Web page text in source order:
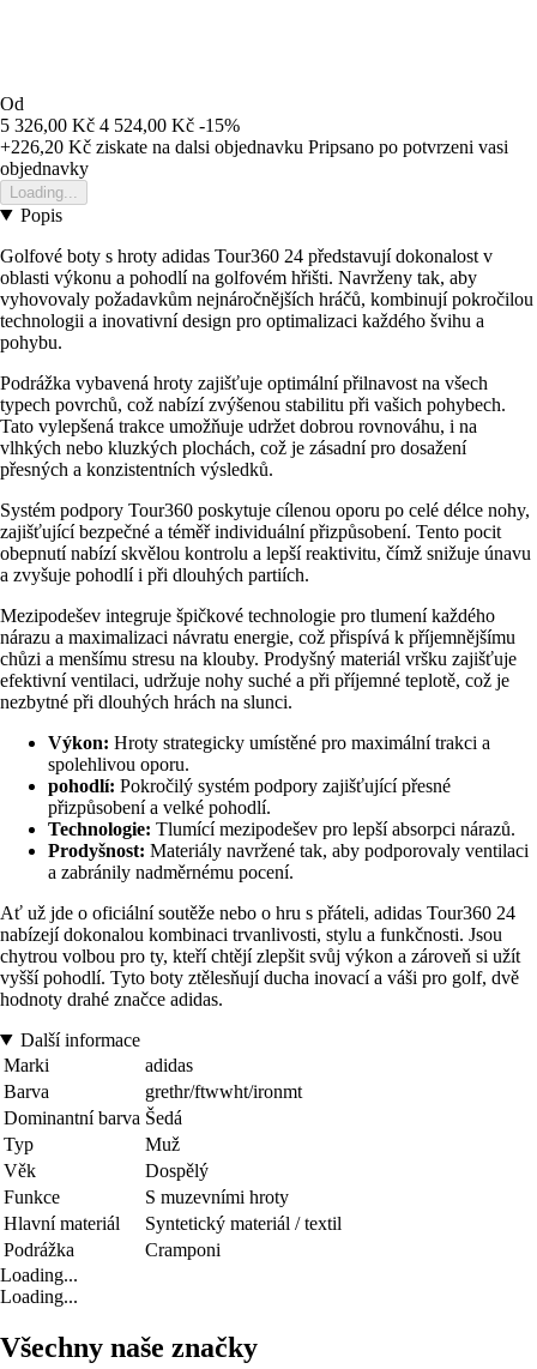
Od
5 326,00 Kč 4 524,00 Kč -15%
+226,20 Kč ziskate na dalsi objednavku Pripsano po potvrzeni vasi
objednavky
Loading...
Popis
Golfové boty s hroty adidas Tour360 24 představují dokonalost v
oblasti výkonu a pohodlí na golfovém hřišti. Navrženy tak, aby
vyhovovaly požadavkům nejnáročnějších hráčů, kombinují pokročilou
technologii a inovativní design pro optimalizaci každého švihu a
pohybu.
Podrážka vybavená hroty zajišťuje optimální přilnavost na všech
typech povrchů, což nabízí zvýšenou stabilitu při vašich pohybech.
Tato vylepšená trakce umožňuje udržet dobrou rovnováhu, i na
vlhkých nebo kluzkých plochách, což je zásadní pro dosažení
přesných a konzistentních výsledků.
Systém podpory Tour360 poskytuje cílenou oporu po celé délce nohy,
zajišťující bezpečné a téměř individuální přizpůsobení. Tento pocit
obepnutí nabízí skvělou kontrolu a lepší reaktivitu, čímž snižuje únavu
a zvyšuje pohodlí i při dlouhých partiích.
Mezipodešev integruje špičkové technologie pro tlumení každého
nárazu a maximalizaci návratu energie, což přispívá k příjemnějšímu
chůzi a menšímu stresu na klouby. Prodyšný materiál vršku zajišťuje
efektivní ventilaci, udržuje nohy suché a při příjemné teplotě, což je
nezbytné při dlouhých hrách na slunci.
Výkon: Hroty strategicky umístěné pro maximální trakci a
spolehlivou oporu.
pohodlí: Pokročilý systém podpory zajišťující přesné
přizpůsobení a velké pohodlí.
Technologie: Tlumící mezipodešev pro lepší absorpci nárazů.
Prodyšnost: Materiály navržené tak, aby podporovaly ventilaci
a zabránily nadměrnému pocení.
Ať už jde o oficiální soutěže nebo o hru s přáteli, adidas Tour360 24
nabízejí dokonalou kombinaci trvanlivosti, stylu a funkčnosti. Jsou
chytrou volbou pro ty, kteří chtějí zlepšit svůj výkon a zároveň si užít
vyšší pohodlí. Tyto boty ztělesňují ducha inovací a váši pro golf, dvě
hodnoty drahé značce adidas.
Další informace
Marki
adidas
Barva
grethr/ftwwht/ironmt
Dominantní barva Šedá
Typ
Muž
Věk
Dospělý
Funkce
S muzevními hroty
Hlavní materiál
Syntetický materiál / textil
Podrážka
Cramponi
Loading...
Loading...
Všechny naše značky